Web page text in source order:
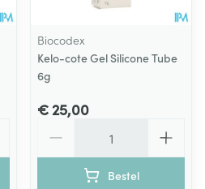
Biocodex
Kelo-cote Gel Silicone Tube
6g
€ 25,00
Bestel